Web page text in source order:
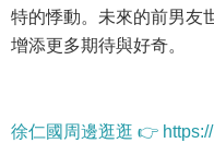
特的悸動。未來的前男友
增添更多期待與好奇。
徐仁國周邊逛逛 👉